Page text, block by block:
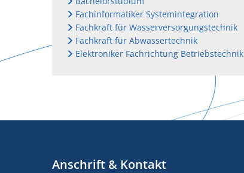
Verwaltung
Fachinformatiker Systemintegration
Fachkraft für Wasserversorgungstechnik
Fachkraft für Abwassertechnik
Elektroniker Fachrichtung Betriebstechnik
Anschrift & Kontakt